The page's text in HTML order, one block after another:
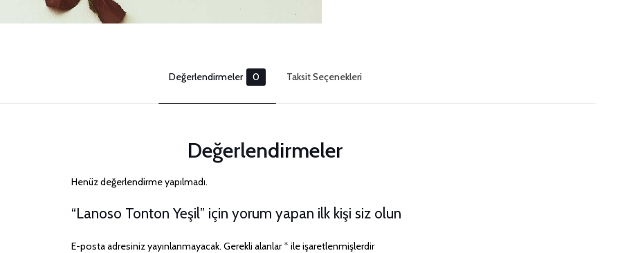
Değerlendirmeler 0 Taksit Seçenekleri
Değerlendirmeler
Henüz değerlendirme yapılmadı.
“Lanoso Tonton Yeşil” için yorum yapan ilk kişi siz olun
E-posta adresiniz yayınlanmayacak. Gerekli alanlar* ile işaretlenmişlerdir